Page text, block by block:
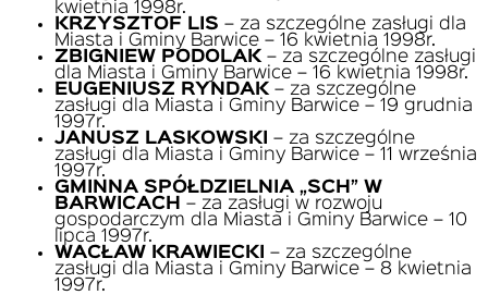
kwietnia 1998r.
KRZYSZTOF LIS – za szczególne zasługi dla
Miasta i Gminy Barwice – 16 kwietnia 1998r.
ZBIGNIEW PODOLAK – za szczególne zasługi
dla Miasta i Gminy Barwice – 16 kwietnia 1998r.
EUGENIUSZ RYNDAK – za szczególne
zasługi dla Miasta i Gminy Barwice – 19 grudnia
1997r.
JANUSZ LASKOWSKI
– za szczególne
zasługi dla Miasta i Gminy Barwice – 11 września
1997r.
GMINNA SPÓŁDZIELNIA „SCH” W
BARWICACH – za zasługi w rozwoju
gospodarczym dla Miasta i Gminy Barwice – 10
lipca 1997r.
WACŁAW KRAWIECKI
– za szczególne
zasługi dla Miasta i Gminy Barwice – 8 kwietnia
1997r.